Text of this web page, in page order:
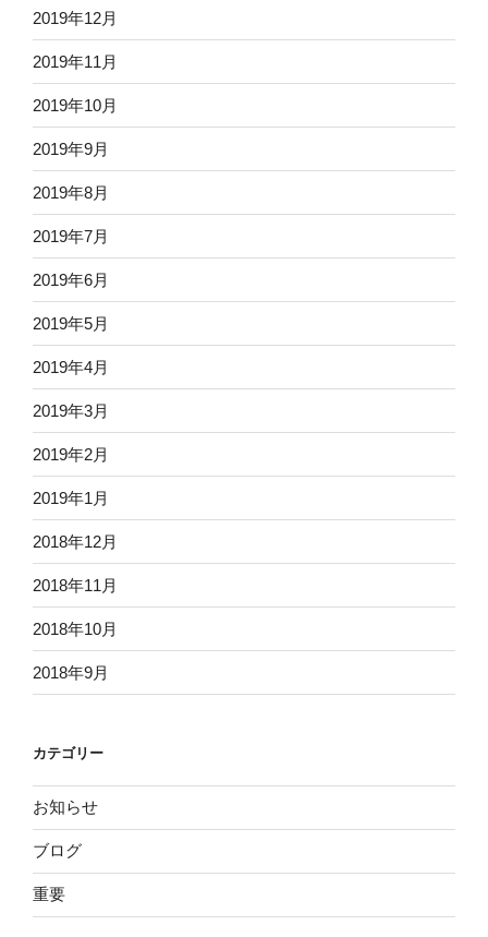
2019年12月
2019年11月
2019年10月
2019年9月
2019年8月
2019年7月
2019年6月
2019年5月
2019年4月
2019年3月
2019年2月
2019年1月
2018年12月
2018年11月
2018年10月
2018年9月
カテゴリー
お知らせ
ブログ
重要